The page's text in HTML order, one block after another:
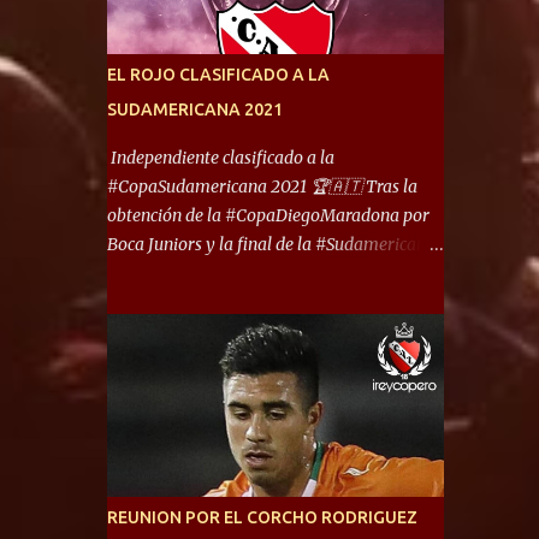
ello son protagonistas de un clásico de los
transitó por la primera división del fútbol
local durante muchos años. Dock Sud es otro
de los que comparten esas tierras, aunque el
foco de atención es la convivencia
Independiente - Racing. “No encuentro, más
reúna tantos logros deportivos, tantos
clubes y tanta gente en este deporte”,
afirmó Facundo Moyano. “Creo que
EL ROJO CLASIFICADO A LA
SUDAMERICANA 2021
Independiente clasificado a la
#CopaSudamericana 2021 🏆🇦🇹 Tras la
obtención de la #CopaDiegoMaradona por
Boca Juniors y la final de la #Sudamericana
Defensa y Justicia o Lanús, dadas estás dos
condiciones el Rey de Copas se clasifica a la
Copa Sudamericana de este 2021. En este
año, la Sudamericana sufrirá modificaciones
en su formato, que iniciará en fase de grupos
con 6 partidos, de los cuales sólo los
primeros de cada grupo jugarán los 8vos.
REUNION POR EL CORCHO RODRIGUEZ